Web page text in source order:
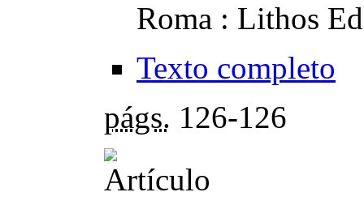
Roma : Lithos
Texto completo
págs. 126-126